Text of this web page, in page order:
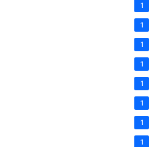
1
1
1
1
1
1
1
1